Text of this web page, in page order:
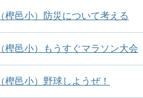
（樫邑小）防災について考える
（樫邑小）もうすぐマラソン大会
（樫邑小）野球しようぜ！